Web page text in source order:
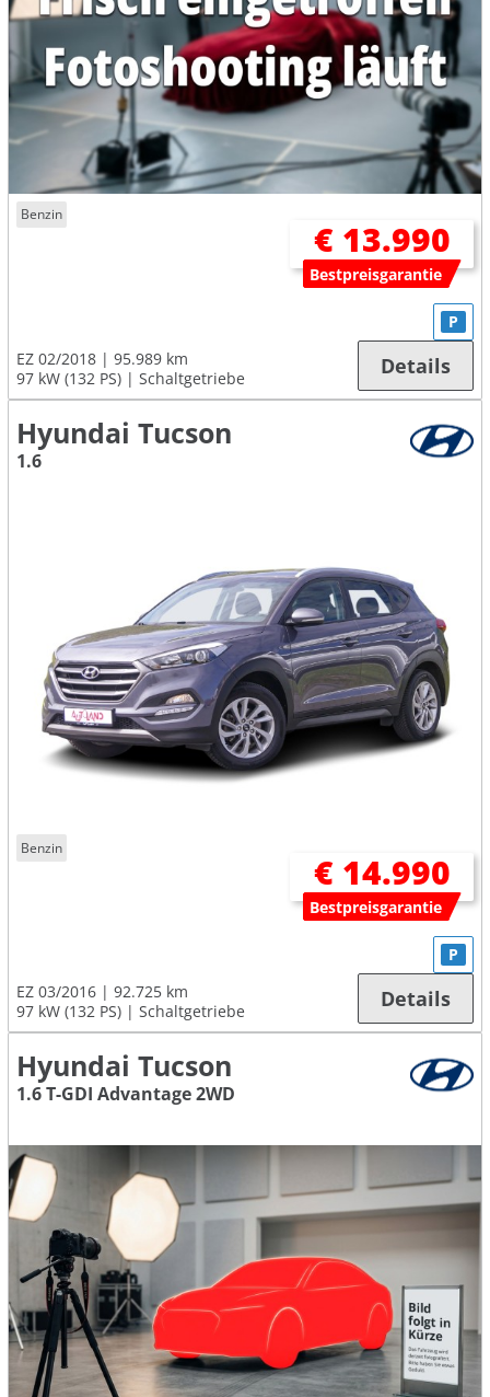
Benzin
€ 13.990
Bestpreisgarantie
EZ 02/2018
95.989 km
97 kW (132 PS)
Schaltgetriebe
P
Details
Hyundai Tucson
1.6
Benzin
€ 14.990
Bestpreisgarantie
EZ 03/2016
92.725 km
97 kW (132 PS)
Schaltgetriebe
P
Details
Hyundai Tucson
1.6 T-GDI Advantage 2WD